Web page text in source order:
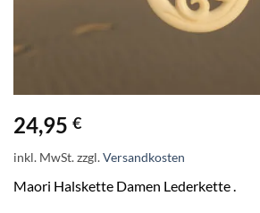
24,95 €
inkl. MwSt.zzgl.Versandkosten
Maori Halskette Damen Lederkette .